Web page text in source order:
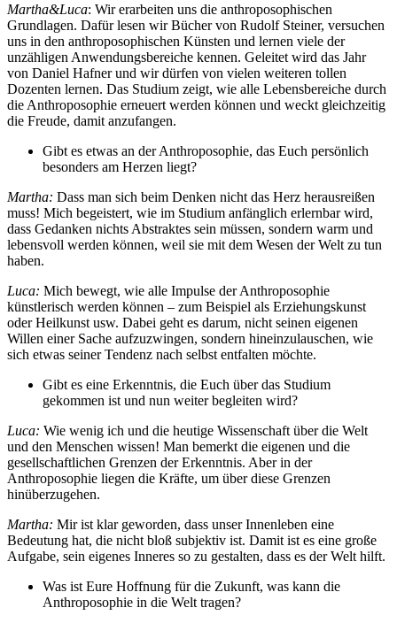
Martha&Luca: Wir erarbeiten uns die anthroposophischen
Grundlagen. Dafür lesen wir Bücher von Rudolf Steiner, versuchen
uns in den anthroposophischen Künsten und lernen viele der
unzähligen Anwendungsbereiche kennen. Geleitet wird das Jahr
von Daniel Hafner und wir dürfen von vielen weiteren tollen
Dozenten lernen. Das Studium zeigt, wie alle Lebensbereiche durch
die Anthroposophie erneuert werden können und weckt gleichzeitig
die Freude, damit anzufangen.
Gibt es etwas an der Anthroposophie, das Euch persönlich
besonders am Herzen liegt?
Martha: Dass man sich beim Denken nicht das Herz herausreißen
muss! Mich begeistert, wie im Studium anfänglich erlernbar wird,
dass Gedanken nichts Abstraktes sein müssen, sondern warm und
lebensvoll werden können, weil sie mit dem Wesen der Welt zu tun
haben.
Luca: Mich bewegt, wie alle Impulse der Anthroposophie
künstlerisch werden können – zum Beispiel als Erziehungskunst
oder Heilkunst usw. Dabei geht es darum, nicht seinen eigenen
Willen einer Sache aufzuzwingen, sondern hineinzulauschen, wie
sich etwas seiner Tendenz nach selbst entfalten möchte.
Gibt es eine Erkenntnis, die Euch über das Studium
gekommen ist und nun weiter begleiten wird?
Luca: Wie wenig ich und die heutige Wissenschaft über die Welt
und den Menschen wissen! Man bemerkt die eigenen und die
gesellschaftlichen Grenzen der Erkenntnis. Aber in der
Anthroposophie liegen die Kräfte, um über diese Grenzen
hinüberzugehen.
Martha: Mir ist klar geworden, dass unser Innenleben eine
Bedeutung hat, die nicht bloß subjektiv ist. Damit ist es eine große
Aufgabe, sein eigenes Inneres so zu gestalten, dass es der Welt hilft.
Was ist Eure Hoffnung für die Zukunft, was kann die
Anthroposophie in die Welt tragen?